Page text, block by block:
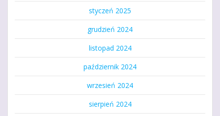
styczeń 2025
grudzień 2024
listopad 2024
październik 2024
wrzesień 2024
sierpień 2024